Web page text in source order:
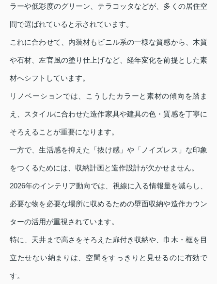
ラーや低彩度のグリーン、テラコッタなどが、多くの居住空
間で選ばれていると示されています。
これに合わせて、内装材もビニル系の一様な質感から、木質
や石材、左官風の塗り仕上げなど、経年変化を前提とした素
材へシフトしています。
リノベーションでは、こうしたカラーと素材の傾向を踏ま
え、スタイルに合わせた造作家具や建具の色・質感を丁寧に
そろえることが重要になります。
一方で、生活感を抑えた「抜け感」や「ノイズレス」な印象
をつくるためには、収納計画と造作設計が欠かせません。
2026年のインテリア動向では、視線に入る情報量を減らし、
必要な物を必要な場所に収めるための壁面収納や造作カウン
ターの活用が重視されています。
特に、天井まで高さをそろえた扉付き収納や、巾木・框を目
立たせない納まりは、空間をすっきりと見せるのに有効で
す。